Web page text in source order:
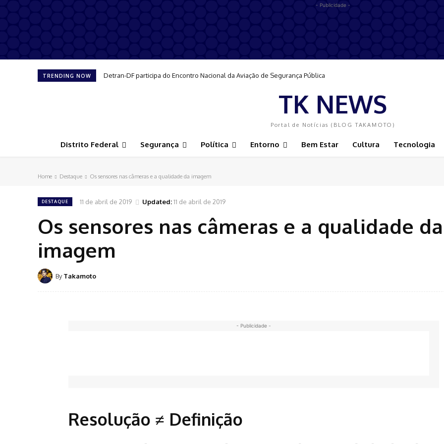
- Publicidade -
TRENDING NOW Detran-DF participa do Encontro Nacional da Aviação de Segurança Pública
TK NEWS
Portal de Notícias (BLOG TAKAMOTO)
Distrito Federal Segurança Política Entorno Bem Estar Cultura Tecnologia
Home Destaque Os sensores nas câmeras e a qualidade da imagem
DESTAQUE 11 de abril de 2019 Updated:11 de abril de 2019
Os sensores nas câmeras e a qualidade da
imagem
By Takamoto
- Publicidade -
Resolução ≠ Definição